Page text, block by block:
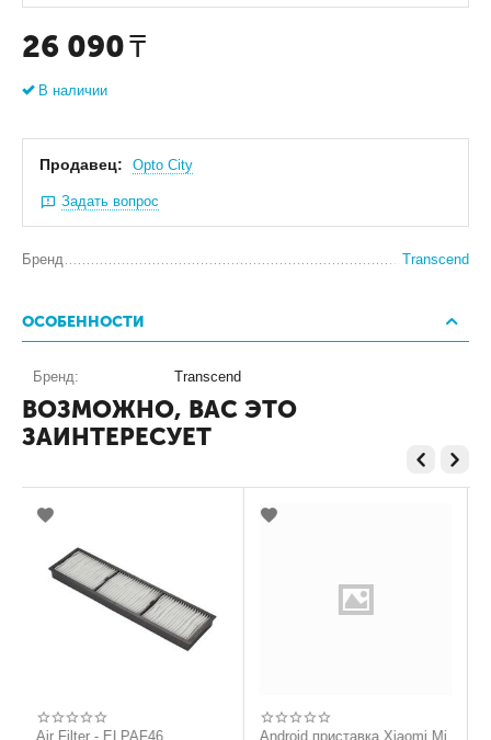
26 090 ₸
В наличии
Продавец: Оpto City
Задать вопрос
Бренд Transcend
ОСОБЕННОСТИ
Бренд: Transcend
ВОЗМОЖНО, ВАС ЭТО
ЗАИНТЕРЕСУЕТ
Filter - ELPAF46 Android приставка Xiaomi Mi